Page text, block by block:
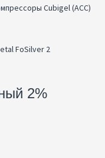
Cubigel (ACC)
2%